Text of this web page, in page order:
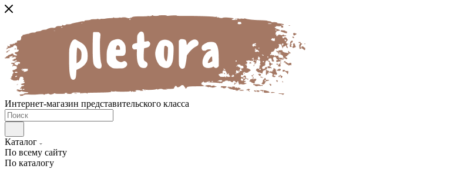
Интернет-магазин представительского класса
Каталог
По всему сайту
По каталогу